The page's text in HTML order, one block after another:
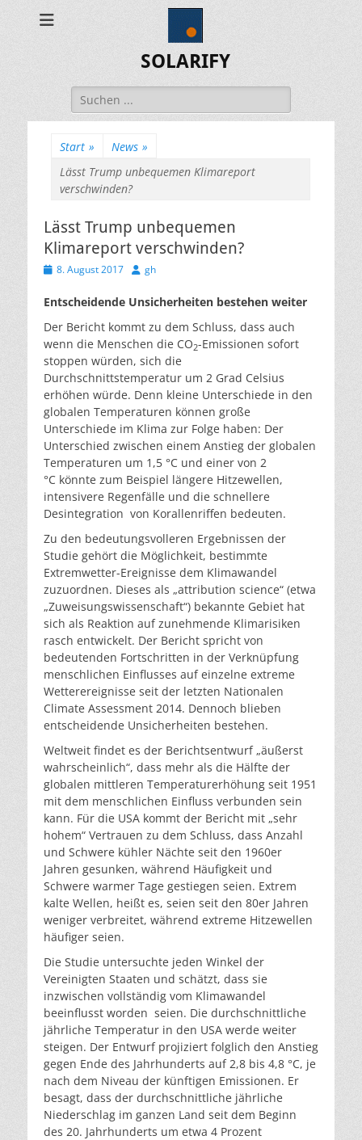
SOLARIFY
Suchen
nach:
Start » News »
Lässt Trump unbequemen Klimareport
verschwinden?
Lässt Trump unbequemen
Klimareport verschwinden?
Veröffentlicht
8. August 2017 Autor
gh
Entscheidende Unsicherheiten bestehen weiter
Der Bericht kommt zu dem Schluss, dass auch
wenn die Menschen die CO2-Emissionen sofort
stoppen würden, sich die
Durchschnittstemperatur um 2 Grad Celsius
erhöhen würde. Denn kleine Unterschiede in den
globalen Temperaturen können große
Unterschiede im Klima zur Folge haben: Der
Unterschied zwischen einem Anstieg der globalen
Temperaturen um 1,5 °C und einer von 2
°C könnte zum Beispiel längere Hitzewellen,
intensivere Regenfälle und die schnellere
Desintegration von Korallenriffen bedeuten.
Zu den bedeutungsvolleren Ergebnissen der
Studie gehört die Möglichkeit, bestimmte
Extremwetter-Ereignisse dem Klimawandel
zuzuordnen. Dieses als „attribution science“ (etwa
„Zuweisungswissenschaft“) bekannte Gebiet hat
sich als Reaktion auf zunehmende Klimarisiken
rasch entwickelt. Der Bericht spricht von
bedeutenden Fortschritten in der Verknüpfung
menschlichen Einflusses auf einzelne extreme
Wetterereignisse seit der letzten Nationalen
Climate Assessment 2014. Dennoch blieben
entscheidende Unsicherheiten bestehen.
Weltweit findet es der Berichtsentwurf „äußerst
wahrscheinlich“, dass mehr als die Hälfte der
globalen mittleren Temperaturerhöhung seit 1951
mit dem menschlichen Einfluss verbunden sein
kann. Für die USA kommt der Bericht mit „sehr
hohem“ Vertrauen zu dem Schluss, dass Anzahl
und Schwere kühler Nächte seit den 1960er
Jahren gesunken, während Häufigkeit und
Schwere warmer Tage gestiegen seien. Extrem
kalte Wellen, heißt es, seien seit den 80er Jahren
weniger verbreitet, während extreme Hitzewellen
häufiger seien.
Die Studie untersuchte jeden Winkel der
Vereinigten Staaten und schätzt, dass sie
inzwischen vollständig vom Klimawandel
beeinflusst worden seien. Die durchschnittliche
jährliche Temperatur in den USA werde weiter
steigen. Der Entwurf projiziert folglich den Anstieg
gegen Ende des Jahrhunderts auf 2,8 bis 4,8 °C, je
nach dem Niveau der künftigen Emissionen. Er
besagt, dass der durchschnittliche jährliche
Niederschlag im ganzen Land seit dem Beginn
des 20. Jahrhunderts um etwa 4 Prozent